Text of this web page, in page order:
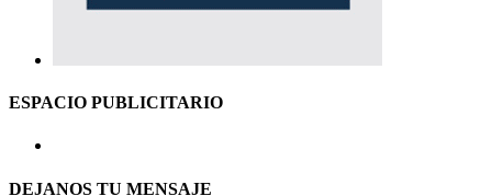
ESPACIO PUBLICITARIO
DEJANOS TU MENSAJE